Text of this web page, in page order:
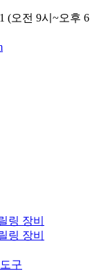
(오전 9시~오후 6
링 장비
링 장비
구